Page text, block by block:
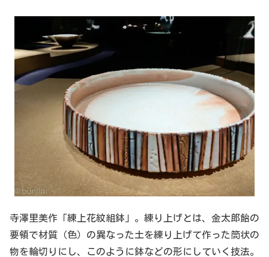
寺澤里美作「練上花紋組鉢」。練り上げとは、金太郎飴の
要領で材質（色）の異なった土を練り上げて作った筒状の
物を輪切りにし、このように鉢などの形にしていく技法。